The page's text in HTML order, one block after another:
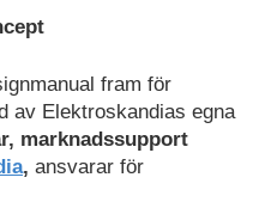
fram för
av Elektroskandias egna
marknadssupport
, ansvarar för